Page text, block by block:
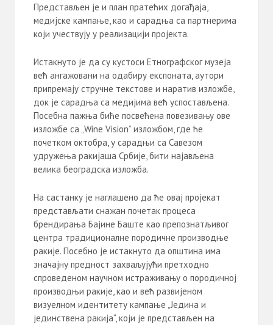
Представљен је и план пратећих догађаја,
медијске кампање, као и сарадња са партнерима
који учествују у реализацији пројекта.
Истакнуто је да су кустоси Етнографског музеја
већ ангажовани на одабиру експоната, аутори
припремају стручне текстове и наратив изложбе,
док је сарадња са медијима већ успостављена.
Посебна пажња биће посвећена повезивању ове
изложбе са „Wine Vision” изложбом, где ће
почетком октобра, у сарадњи са Савезом
удружења ракијаша Србије, бити најављена
велика београдска изложба.
На састанку је наглашено да ће овај пројекат
представљати снажан почетак процеса
брендирања Бајине Баште као препознатљивог
центра традиционалне породичне производње
ракије. Посебно је истакнуто да општина има
значајну предност захваљујући претходно
спроведеном научном истраживању о породичној
производњи ракије, као и већ развијеном
визуелном идентитету кампање „Једина и
јединствена ракија“, који је представљен на